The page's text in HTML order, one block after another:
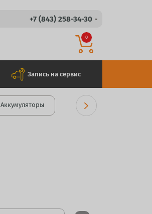
+7 (843) 258-34-30
0
Запись на сервис
Аккумуляторы